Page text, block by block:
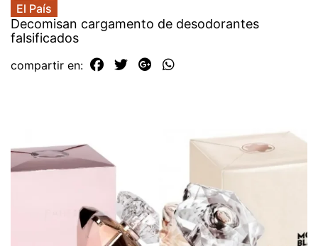
El País
Decomisan cargamento de desodorantes
falsificados
compartir en: